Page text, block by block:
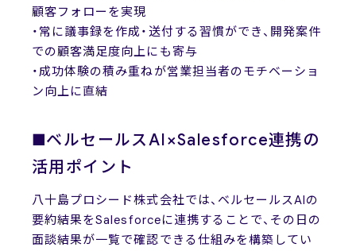
顧客フォローを実現
・常に議事録を作成・送付する習慣ができ、開発案件
での顧客満足度向上にも寄与
・成功体験の積み重ねが営業担当者のモチベーショ
ン向上に直結
■ベルセールスAI×Salesforce連携の
活用ポイント
八十島プロシード株式会社では、ベルセールスAIの
要約結果をSalesforceに連携することで、その日の
面談結果が一覧で確認できる仕組みを構築してい